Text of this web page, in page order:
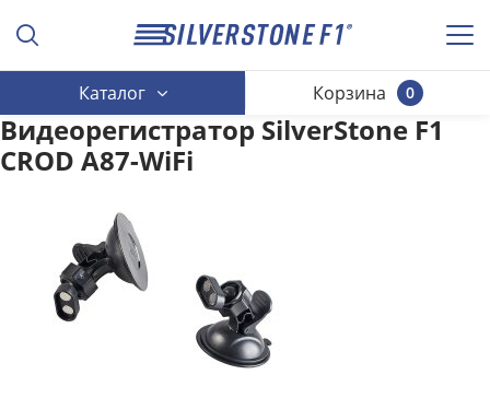
Каталог 0
Корзина
Видеорегистратор SilverStone F1
CROD A87-WiFi